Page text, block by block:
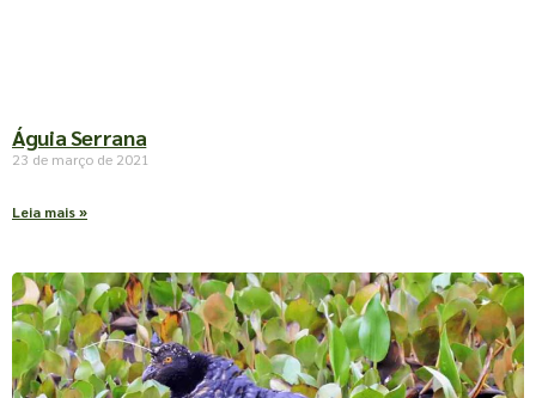
Águia Serrana
23 de março de 2021
Leia mais »